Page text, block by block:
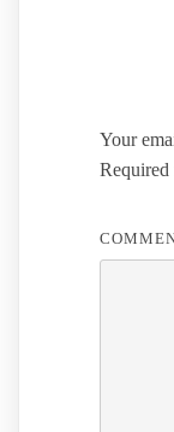
Your
Required